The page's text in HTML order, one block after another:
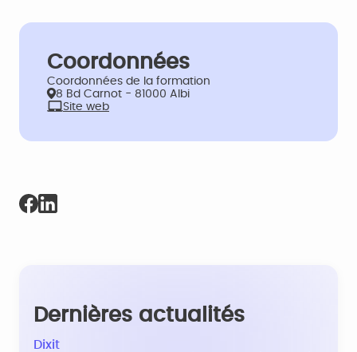
Coordonnées
Coordonnées de la formation
8 Bd Carnot - 81000 Albi
Site web
Dernières actualités
Dixit